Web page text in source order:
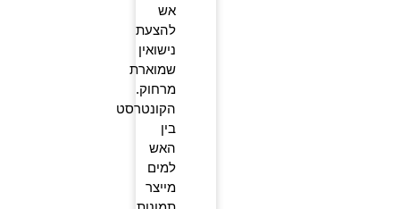
אש
להצעת
נישואין
שמוארת
מרחוק.
הקונטרסט
בין
האש
למים
מייצר